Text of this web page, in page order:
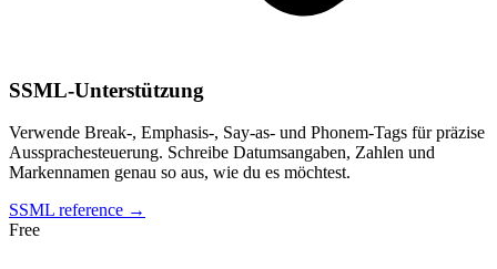
SSML-Unterstützung
Verwende Break-, Emphasis-, Say-as- und Phonem-Tags für präzise
Aussprachesteuerung. Schreibe Datumsangaben, Zahlen und
Markennamen genau so aus, wie du es möchtest.
SSML reference →
Free